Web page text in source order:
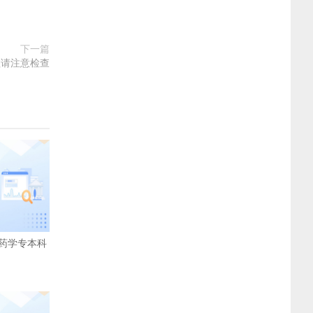
下一篇
注意检查
学专本科